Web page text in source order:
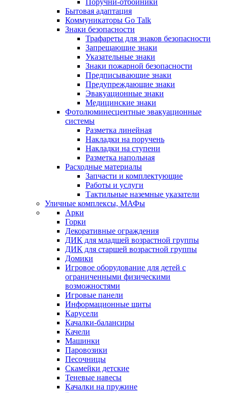
Поручни-отбойники
Бытовая адаптация
Коммуникаторы Go Talk
Знаки безопасности
Трафареты для знаков безопасности
Запрещающие знаки
Указательные знаки
Знаки пожарной безопасности
Предписывающие знаки
Предупреждающие знаки
Эвакуационные знаки
Медицинские знаки
Фотолюминесцентные эвакуационные
системы
Разметка линейная
Накладки на поручень
Накладки на ступени
Разметка напольная
Расходные материалы
Запчасти и комплектующие
Работы и услуги
Тактильные наземные указатели
Уличные комплексы, МАФы
Арки
Горки
Декоративные ограждения
ДИК для младшей возрастной группы
ДИК для старшей возрастной группы
Домики
Игровое оборудование для детей с
ограниченными физическими
возможностями
Игровые панели
Информационные щиты
Карусели
Качалки-балансиры
Качели
Машинки
Паровозики
Песочницы
Скамейки детские
Теневые навесы
Качалки на пружине